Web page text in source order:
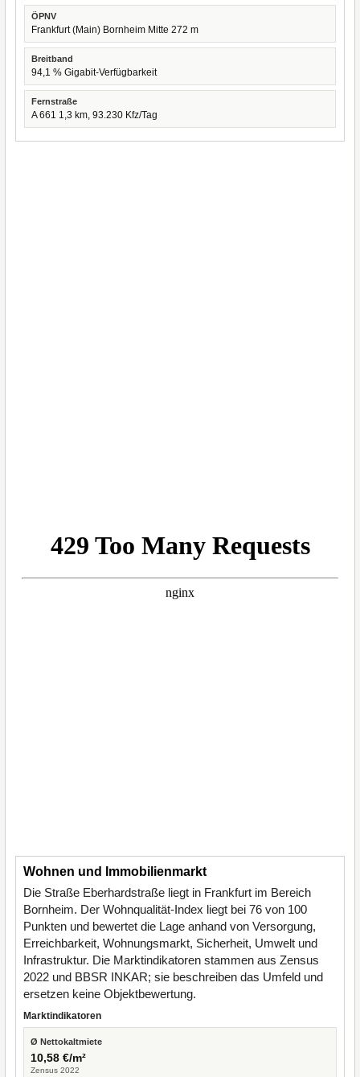
ÖPNV
Frankfurt (Main) Bornheim Mitte 272 m
Breitband
94,1 % Gigabit-Verfügbarkeit
Fernstraße
A 661 1,3 km, 93.230 Kfz/Tag
Wohnen und Immobilienmarkt
Die Straße Eberhardstraße liegt in Frankfurt im Bereich
Bornheim. Der Wohnqualität-Index liegt bei 76 von 100
Punkten und bewertet die Lage anhand von Versorgung,
Erreichbarkeit, Wohnungsmarkt, Sicherheit, Umwelt und
Infrastruktur. Die Marktindikatoren stammen aus Zensus
2022 und BBSR INKAR; sie beschreiben das Umfeld und
ersetzen keine Objektbewertung.
Marktindikatoren
Ø Nettokaltmiete
10,58 €/m²
Zensus 2022